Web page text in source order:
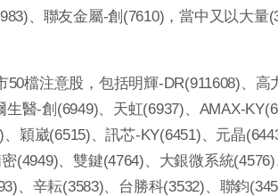
、聯友金屬-創(7610)，當中又以大量
檔注意股，包括明輝-DR(911608)、高
醫-創(6949)、天虹(6937)、AMAX-
穎崴(6515)、訊芯-KY(6451)、元晶
(4949)、雙鍵(4764)、大銀微系統
、辛耘(3583)、台勝科(3532)、聯鈞